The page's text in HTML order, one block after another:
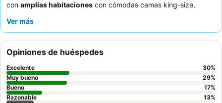
con amplias habitaciones con cómodas camas king-size,
elogian constantemente al
agradables vistas desde el comedor. Para una experiencia más
tranquila, los huéspedes pueden solicitar una habitación que no
dé a la calle debido al ruido ocasional.
Ver más
Opiniones de huéspedes
Excelente 30%
Muy bueno
29%
Bueno
17%
Razonable
13%